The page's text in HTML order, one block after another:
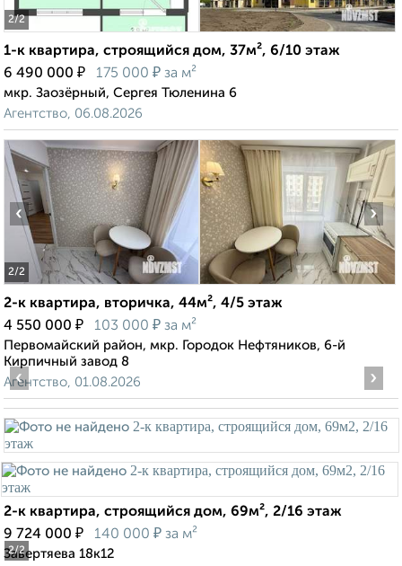
2/2
1-к квартира, строящийся дом, 37м², 6/10 этаж
6 490 000 ₽ 175 000 ₽ за м²
мкр. Заозёрный, Сергея Тюленина 6
Агентство, 06.08.2026
2/2
‹ ›
2-к квартира, вторичка, 44м², 4/5 этаж
4 550 000 ₽ 103 000 ₽ за м²
Первомайский район, мкр. Городок Нефтяников, 6-й
Кирпичный завод 8
Агентство, 01.08.2026
2/2
‹ ›
2-к квартира, строящийся дом, 69м², 2/16 этаж
9 724 000 ₽ 140 000 ₽ за м²
Завертяева 18к12